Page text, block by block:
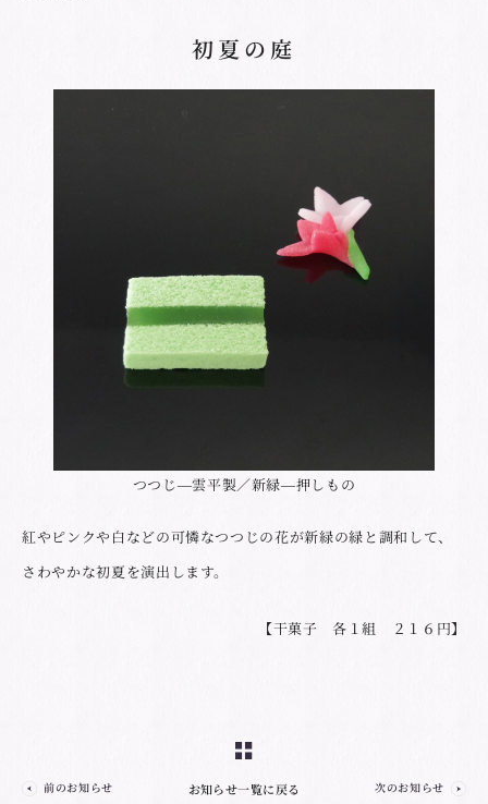
初夏の庭
つつじ―雲平製／新緑―押しもの
紅やピンクや白などの可憐なつつじの花が新緑の緑と調和して、
さわやかな初夏を演出します。
【干菓子 各１組 ２１６円】
前のお知らせ お知らせ一覧に戻る 次のお知らせ